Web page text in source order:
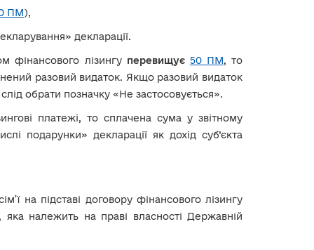
ПМ),
декларації.
фінансового лізингу перевищує 50 ПМ, то
разовий видаток. Якщо разовий видаток
обрати позначку «Не застосовується».
платежі, то сплачена сума у звітному
подарунки» декларації як дохід суб’єкта
на підставі договору фінансового лізингу
належить на праві власності Державній